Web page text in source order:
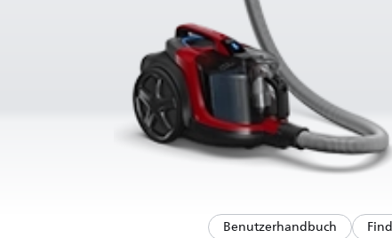
Benutzerhandbuch